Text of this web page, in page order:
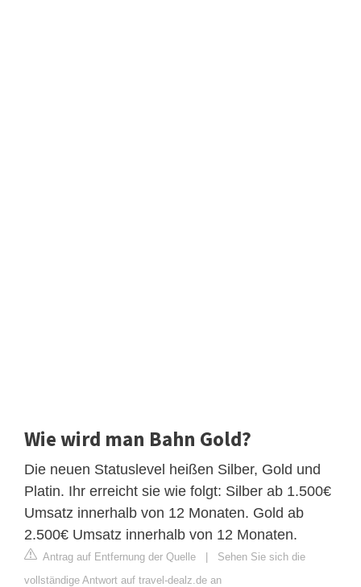
Wie wird man Bahn Gold?
Die neuen Statuslevel heißen Silber, Gold und
Platin. Ihr erreicht sie wie folgt: Silber ab 1.500€
Umsatz innerhalb von 12 Monaten. Gold ab
2.500€ Umsatz innerhalb von 12 Monaten.
Antrag auf Entfernung der Quelle | Sehen Sie sich die
vollständige Antwort auf travel-dealz.de an